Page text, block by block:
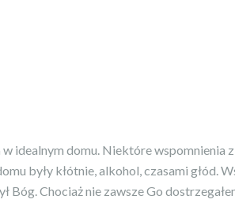
idealnym domu. Niektóre wspomnienia
były kłótnie, alkohol, czasami głód.
Bóg. Chociaż nie zawsze Go